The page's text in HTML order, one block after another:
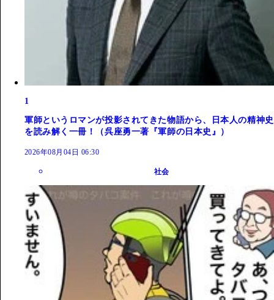
1
軍師というロマンが投影されてきた物語から、日本人の精神史
を読み解く一冊！（呉座勇一著『軍師の日本史』）
2026年08月04日 06:30
社会